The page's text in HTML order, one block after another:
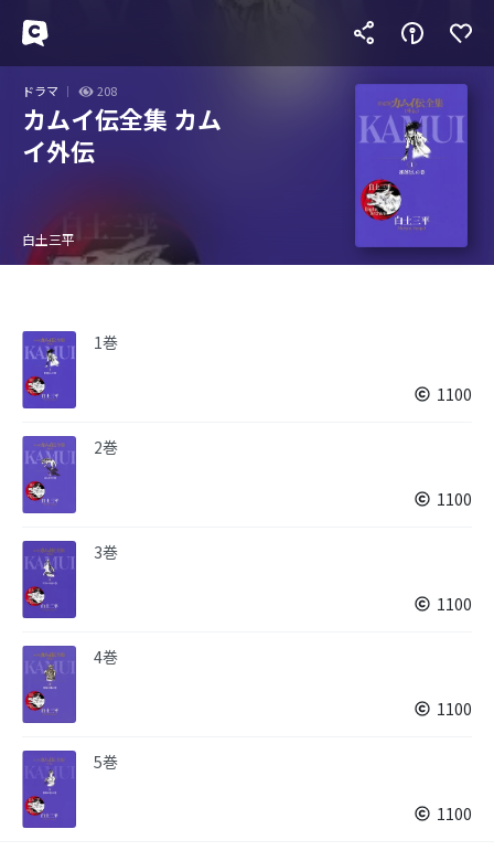
ドラマ 208
カムイ伝全集 カム
イ外伝
白土三平
1巻
1100
2巻
1100
3巻
1100
4巻
1100
5巻
1100